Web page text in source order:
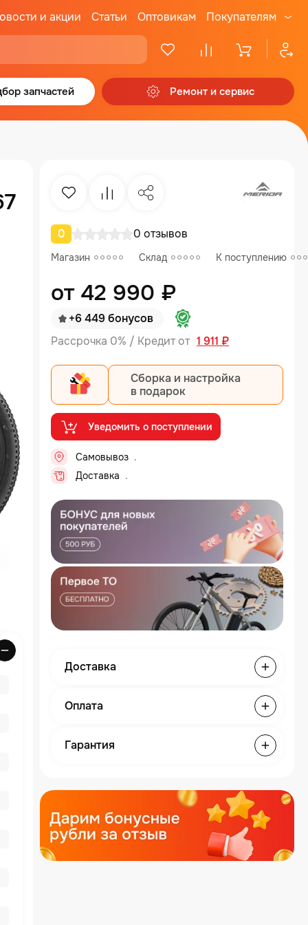
и акции Статьи Оптовикам Покупателям
запчастей Ремонт и сервис
ИзбранноеСравнениеПоделиться
0 0 отзывов
Магазин Склад К поступлению
от 42 990 ₽
+6 449 бонусов
Рассрочка 0% / Кредит от 1 911 ₽
Сборка и настройка
в подарок
Уведомить о поступлении
Самовывоз
Доставка
Доставка
Оплата
Гарантия